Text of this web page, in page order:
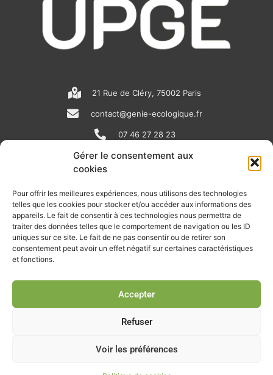
Gérer le consentement aux
cookies
Pour offrir les meilleures expériences, nous utilisons des technologies
telles que les cookies pour stocker et/ou accéder aux informations des
appareils. Le fait de consentir à ces technologies nous permettra de
traiter des données telles que le comportement de navigation ou les ID
uniques sur ce site. Le fait de ne pas consentir ou de retirer son
consentement peut avoir un effet négatif sur certaines caractéristiques
et fonctions.
Accepter
Refuser
Voir les préférences
21 Rue de Cléry, 75002 Paris
contact@genie-ecologique.fr
07 46 27 28 23
N
e
w
s
p
p
e
i
n
k
e
i
n
o
u
t
u
e
RECEVOIR L'ACTU DE LA FILIÈRE
Retrouvez tous les mois les articles terrain de nos adhérents, les
rendez-vous importants de la filière, nos offres de stages et
Je m'abonne à la lettre d'info